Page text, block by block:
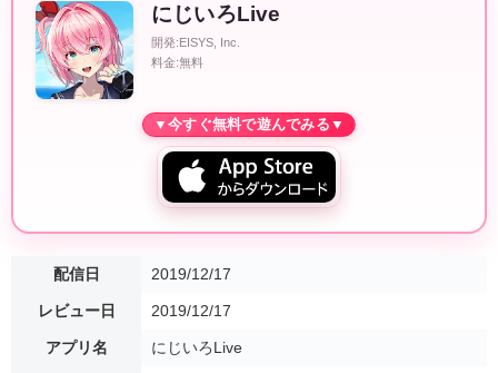
にじいろLive
開発:EISYS, Inc.
料金:無料
配信日 2019/12/17
レビュー日 2019/12/17
アプリ名 にじいろLive